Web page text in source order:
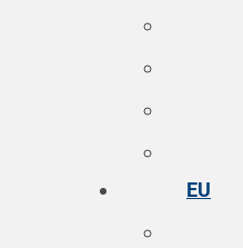
EU